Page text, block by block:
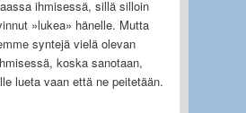
ihmisessä, sillä silloin
»lukea» hänelle. Mutta
syntejä vielä olevan
koska sanotaan,
lueta vaan että ne peitetään.